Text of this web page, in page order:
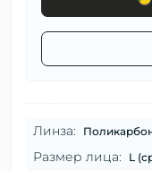
Линза:
Размер лица: L